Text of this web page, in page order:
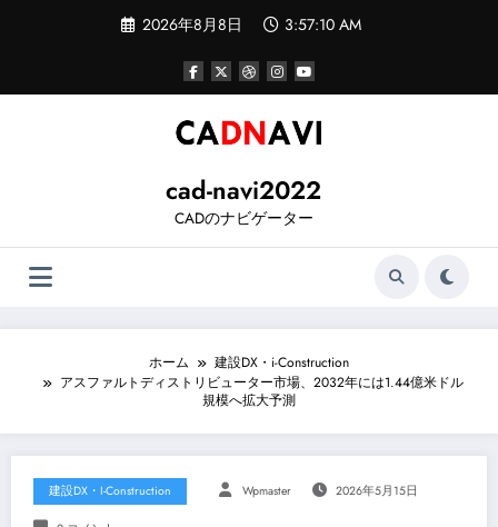
ツ
2026年8月8日 3:57:10 AM
cad-navi2022
CADのナビゲーター
ホーム
建設DX・i-Construction
アスファルトディストリビューター市場、2032年には1.44億米ドル
規模へ拡大予測
建設DX・i-Construction Wpmaster 2026年5月15日